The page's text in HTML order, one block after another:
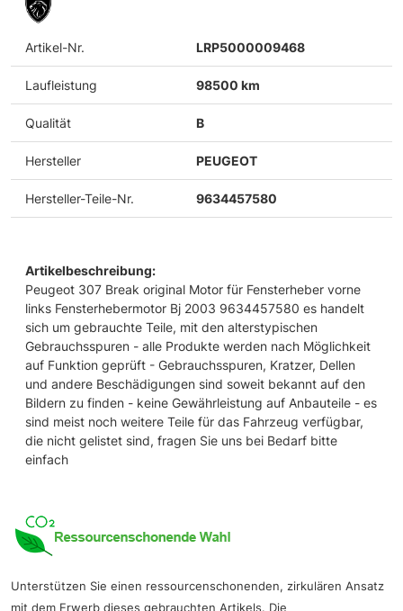
Artikel-Nr. LRP5000009468
Laufleistung 98500 km
Qualität B
Hersteller PEUGEOT
Hersteller-Teile-Nr. 9634457580
Artikelbeschreibung:
Peugeot 307 Break original Motor für Fensterheber vorne
links Fensterhebermotor Bj 2003 9634457580 es handelt
sich um gebrauchte Teile, mit den alterstypischen
Gebrauchsspuren - alle Produkte werden nach Möglichkeit
auf Funktion geprüft - Gebrauchsspuren, Kratzer, Dellen
und andere Beschädigungen sind soweit bekannt auf den
Bildern zu finden - keine Gewährleistung auf Anbauteile - es
sind meist noch weitere Teile für das Fahrzeug verfügbar,
die nicht gelistet sind, fragen Sie uns bei Bedarf bitte
einfach
Unterstützen Sie einen ressourcenschonenden, zirkulären Ansatz
mit dem Erwerb dieses gebrauchten Artikels. Die